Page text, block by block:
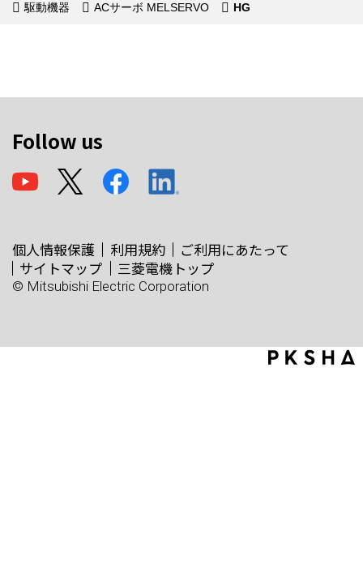
駆動機器
ACサーボ MELSERVO HG
Follow us
個人情報保護 利用規約
ご利用にあたって
サイトマップ
三菱電機トップ
© Mitsubishi Electric Corporation